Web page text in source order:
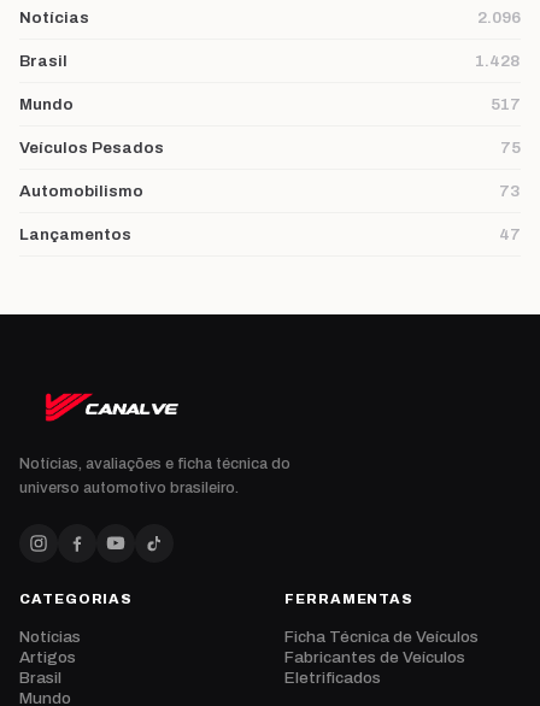
Notícias 2.096
Brasil 1.428
Mundo 517
Veículos Pesados 75
Automobilismo 73
Lançamentos 47
Notícias, avaliações e ficha técnica do
universo automotivo brasileiro.
CATEGORIAS
Notícias
Artigos
Brasil
Mundo
FERRAMENTAS
Ficha Técnica de Veículos
Fabricantes de Veículos
Eletrificados